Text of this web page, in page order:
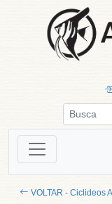
VOLTAR - Ciclideos